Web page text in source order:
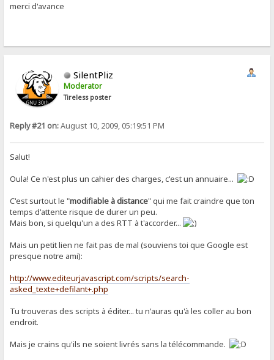
merci d'avance
SilentPliz
Moderator
Tireless poster
Reply #21 on:August 10, 2009, 05:19:51 PM
Salut!
Oula! Ce n'est plus un cahier des charges, c'est un annuaire...
C'est surtout le "modifiable à distance" qui me fait craindre que ton
temps d'attente risque de durer un peu.
Mais bon, si quelqu'un a des RTT à t'accorder...
Mais un petit lien ne fait pas de mal (souviens toi que Google est
presque notre ami):
http://www.editeurjavascript.com/scripts/search-
asked_texte+defilant+.php
Tu trouveras des scripts à éditer... tu n'auras qu'à les coller au bon
endroit.
Mais je crains qu'ils ne soient livrés sans la télécommande.